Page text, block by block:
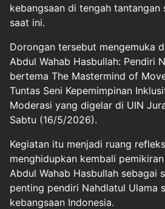
kebangsaan di tengah tantangan
saat ini.
Dorongan tersebut mengemuka
Abdul Wahab Hasbullah: Pendiri
bertema The Mastermind of
Tuntas Seni Kepemimpinan
Moderasi yang digelar di UIN
Sabtu (16/5/2026).
Kegiatan itu menjadi ruang
menghidupkan kembali
Abdul Wahab Hasbullah sebagai
penting pendiri Nahdlatul Ulama
kebangsaan Indonesia.